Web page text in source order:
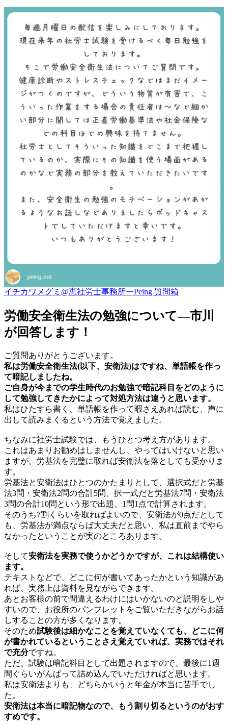
イチカワメグミ@恵社労士事務所ーPeing 質問箱
労働安全衛生法の勉強について―市川
が回答します！
ご質問ありがとうございます。
私は労働安全衛生法(以下、安衛法)はですね、単語帳を作っ
て暗記しましたね。
ご自身が今までの学生時代のお勉強で暗記科目をどのように
して勉強してきたかによって対処方法は違うと思います。
私はひたすら書く、単語帳を作って暇さえあれば読む、声に
出して読みまくるという方法で覚えました。
ちなみに社労士試験では、もうひとつ考え方があります。
これはあまりお勧めはしませんし、やってはいけないと思い
ますが、労基法を完璧に取れば安衛法を落としても受かりま
す。
労基法と安衛法はひとつのかたまりとして、選択式だと労基
法3問・安衛法2問の合計5問、択一式だと労基法7問・安衛法
3問の合計10問という形で出題、1問1点で計算されます。
そのうち7割くらいを取ればよいので、安衛法が0点だとして
も、労基法が満点ならば大丈夫だと思い、私は直前までやら
なかったということが実のところあります。
そして安衛法を実務で使うかどうかですが、これは結構使い
ます。
テキストなどで、どこに何が書いてあったかという知識があ
れば、実務上は資料を見ながらできます。
あとお客様の前で間違えるわけにはいかないのと説明をしや
すいので、お役所のパンフレットをご覧いただきながらお話
しすることの方が多くなります。
そのため試験後は細かなことを覚えていなくても、どこに何
が書かれているということさえ覚えていれば、実務ではそれ
で充分ですね。
ただ、試験は暗記科目として出題されますので、最後に1週
間ぐらいがんばって詰め込んでいただければと思います。
私は安衛法よりも、どちらかいうと年金が本当に苦手でし
た。
安衛法は本当に暗記物なので、もう割り切るというのがおす
すめです。